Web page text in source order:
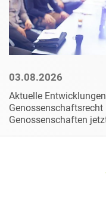
03.08.2026
Aktuelle
Genossenschaftsrecht
Genossenschaften